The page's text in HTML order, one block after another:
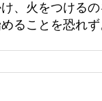
、火をつける
ることを恐れず